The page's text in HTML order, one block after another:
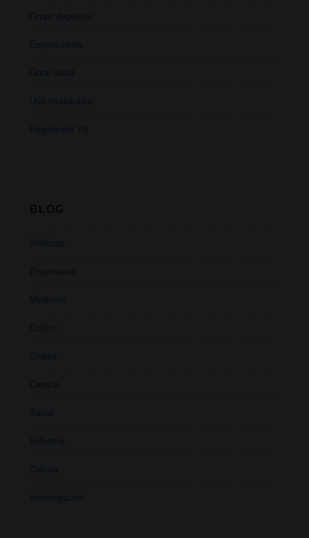
Grupo deportivo
Exposiciones
Obra social
Uso terapéutico
Regulación YA
Políticas
Dispensario
Medicina
Cultivo
Clubes
Ciencia
Salud
Industria
Cultura
Investigación